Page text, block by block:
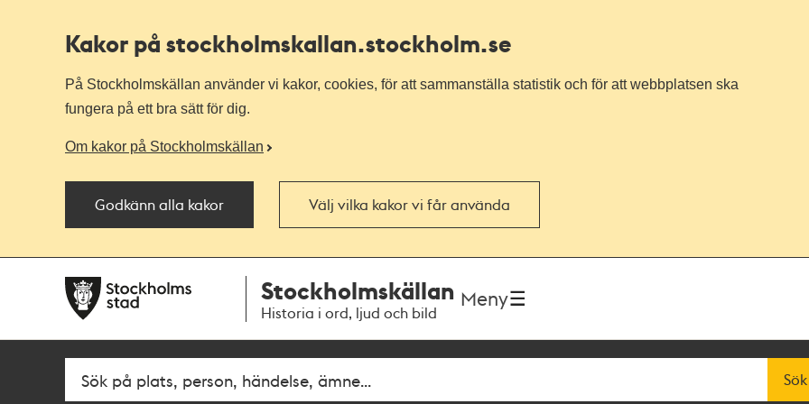
Kakor på stockholmskallan.stockholm.se
På Stockholmskällan använder vi kakor, cookies, för att sammanställa statistik och för att webbplatsen ska
fungera på ett bra sätt för dig.
Om kakor på Stockholmskällan
Godkänn alla kakor Välj vilka kakor vi får använda
navigationen
huvudinnehållet
Stockholmskällan
Historia i ord, ljud och bild
Meny
Fritextsök Sök